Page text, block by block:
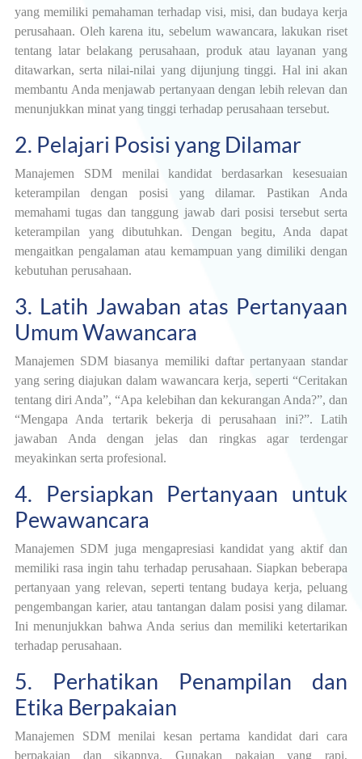
yang memiliki pemahaman terhadap visi, misi, dan budaya kerja
perusahaan. Oleh karena itu, sebelum wawancara, lakukan riset
tentang latar belakang perusahaan, produk atau layanan yang
ditawarkan, serta nilai-nilai yang dijunjung tinggi. Hal ini akan
membantu Anda menjawab pertanyaan dengan lebih relevan dan
menunjukkan minat yang tinggi terhadap perusahaan tersebut.
2. Pelajari Posisi yang Dilamar
Manajemen SDM menilai kandidat berdasarkan kesesuaian
keterampilan dengan posisi yang dilamar. Pastikan Anda
memahami tugas dan tanggung jawab dari posisi tersebut serta
keterampilan yang dibutuhkan. Dengan begitu, Anda dapat
mengaitkan pengalaman atau kemampuan yang dimiliki dengan
kebutuhan perusahaan.
3. Latih Jawaban atas Pertanyaan
Umum Wawancara
Manajemen SDM biasanya memiliki daftar pertanyaan standar
yang sering diajukan dalam wawancara kerja, seperti “Ceritakan
tentang diri Anda”, “Apa kelebihan dan kekurangan Anda?”, dan
“Mengapa Anda tertarik bekerja di perusahaan ini?”. Latih
jawaban Anda dengan jelas dan ringkas agar terdengar
meyakinkan serta profesional.
4. Persiapkan Pertanyaan untuk
Pewawancara
Manajemen SDM juga mengapresiasi kandidat yang aktif dan
memiliki rasa ingin tahu terhadap perusahaan. Siapkan beberapa
pertanyaan yang relevan, seperti tentang budaya kerja, peluang
pengembangan karier, atau tantangan dalam posisi yang dilamar.
Ini menunjukkan bahwa Anda serius dan memiliki ketertarikan
terhadap perusahaan.
5. Perhatikan Penampilan dan
Etika Berpakaian
Manajemen SDM menilai kesan pertama kandidat dari cara
berpakaian dan sikapnya. Gunakan pakaian yang rapi,